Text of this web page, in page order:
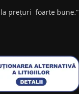
prețuri foarte bune.”